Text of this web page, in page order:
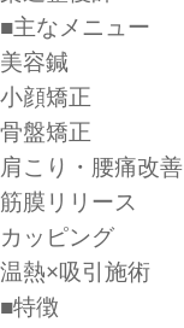
■主なメニュー
美容鍼
小顔矯正
骨盤矯正
肩こり・腰痛改善
筋膜リリース
カッピング
温熱×吸引施術
■特徴